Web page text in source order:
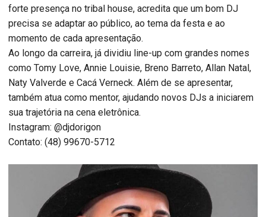
forte presença no tribal house, acredita que um bom DJ
precisa se adaptar ao público, ao tema da festa e ao
momento de cada apresentação.
Ao longo da carreira, já dividiu line-up com grandes nomes
como Tomy Love, Annie Louisie, Breno Barreto, Allan Natal,
Naty Valverde e Cacá Verneck. Além de se apresentar,
também atua como mentor, ajudando novos DJs a iniciarem
sua trajetória na cena eletrônica.
Instagram: @djdorigon
Contato: (48) 99670-5712